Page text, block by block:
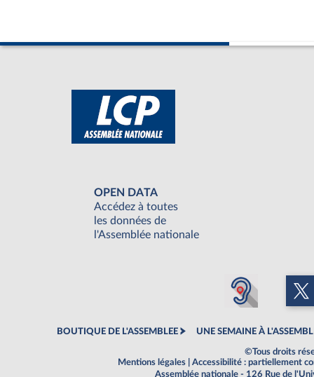
OPEN DATA
Accédez à toutes
les données de
l'Assemblée nationale
BOUTIQUE DE L'ASSEMBLEE UNE SEMAINE À
©Tous droits
Mentions légales
Accessibilité : partiellement
Assemblée nationale - 126 Rue de